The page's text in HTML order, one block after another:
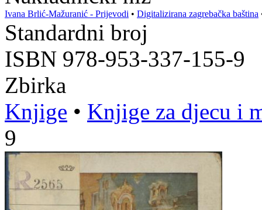
Ivana Brlić-Mažuranić - Prijevodi • Digitalizirana zagrebačka baština
Standardni broj
ISBN 978-953-337-155-9
Zbirka
Knjige • Knjige za djecu i
9